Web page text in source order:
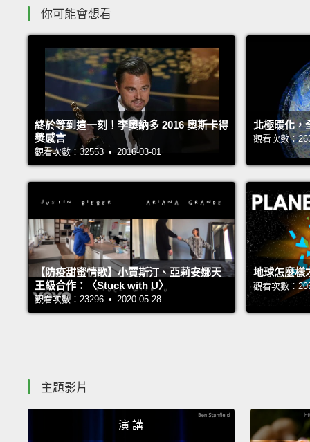
你可能會想看
終於等到這一刻！李奧納多 2016 奧斯卡得
獎感言
觀看次數：32553 • 2016-03-01
北極暖化，
觀看次數：
【防疫甜蜜情歌】小賈斯汀、亞莉安娜天
王級合作：〈Stuck with U〉
觀看次數：23296 • 2020-05-28
地球怎麼樣
觀看次數：
主題影片
演 講